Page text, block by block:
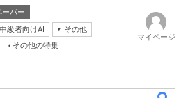
ーパー
級者向けAI
その他
その他の特集
マイページ